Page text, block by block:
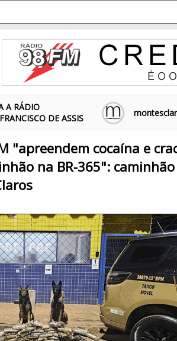
A RÁDIO
DE ASSIS
"apreendem cocaína e
na BR-365":